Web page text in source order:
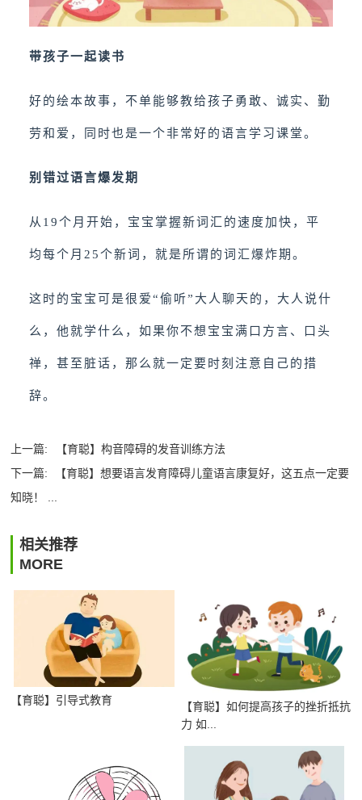
带孩子一起读书
好的绘本故事，不单能够教给孩子勇敢、诚实、勤
劳和爱，同时也是一个非常好的语言学习课堂。
别错过语言爆发期
从19个月开始，宝宝掌握新词汇的速度加快，平
均每个月25个新词，就是所谓的词汇爆炸期。
这时的宝宝可是很爱“偷听”大人聊天的，大人说什
么，他就学什么，如果你不想宝宝满口方言、口头
禅，甚至脏话，那么就一定要时刻注意自己的措
辞。
上一篇:
【育聪】构音障碍的发音训练方法
下一篇:
【育聪】想要语言发育障碍儿童语言康复好，这五点一定要
知晓！ ...
相关推荐
MORE
【育聪】引导式教育
【育聪】如何提高孩子的挫折抵抗
力 如...